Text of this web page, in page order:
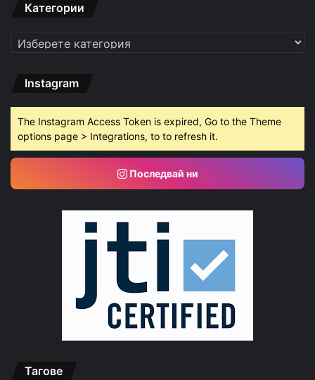
Категории
Категории
Instagram
The Instagram Access Token is expired, Go to the Theme
options page > Integrations, to to refresh it.
Последвай ни
Тагове